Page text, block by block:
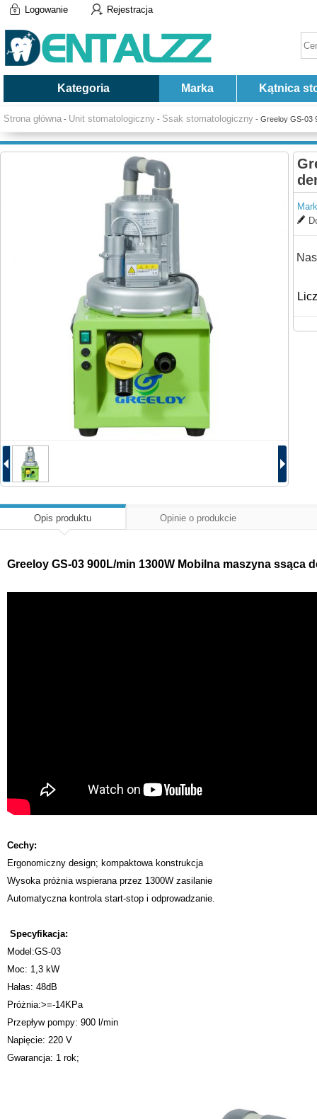
Logowanie Rejestracja
Kategoria Marka Kątnica
Strona główna - Unit stomatologiczny - Ssak stomatologiczny - Greeloy GS-03
Opis produktu Opinie o produkcie
Greeloy GS-03 900L/min 1300W Mobilna maszyna
Cechy:
Ergonomiczny design; kompaktowa konstrukcja
Wysoka próżnia wspierana przez 1300W zasilanie
Automatyczna kontrola start-stop i odprowadzanie.
Specyfikacja:
Model:GS-03
Moc: 1,3 kW
Hałas: 48dB
Próżnia:>=-14KPa
Przepływ pompy: 900 l/min
Napięcie: 220 V
Gwarancja: 1 rok;